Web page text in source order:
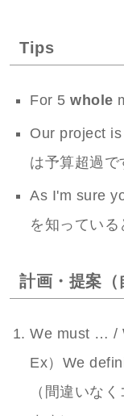
Tips
For 5 whole
Our project is
は予算超過で
As I'm sure
を知ってい
計画・提案（
We must … /
Ex）We
（間違いな